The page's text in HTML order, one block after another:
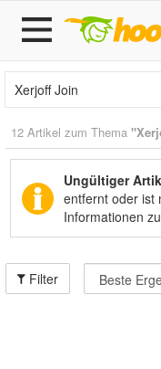
12 Artikel zum Thema
Ungültiger
entfernt oder ist
Informationen
Filter